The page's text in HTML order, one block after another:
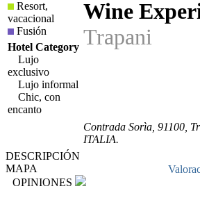
Resort,
vacacional
Fusión
Hotel Category
Lujo
exclusivo
Lujo informal
Chic, con
encanto
Wine
Trapani
Contrada Sorìa 91100 ,
ITALIA.
DESCRIPCIÓN
MAPA
OPINIONES